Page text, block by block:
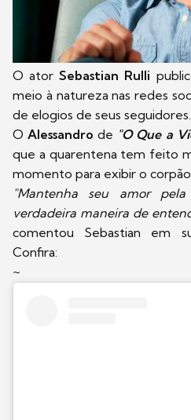
O atorSebastian Rulli
meio à natureza nas redes
de elogios de seus seguidores.
OAlessandro de "O Que a
que a quarentena tem feito
momento para exibir o corpão
"Mantenha seu amor
verdadeira maneira de
comentou Sebastian em
Confira:
~